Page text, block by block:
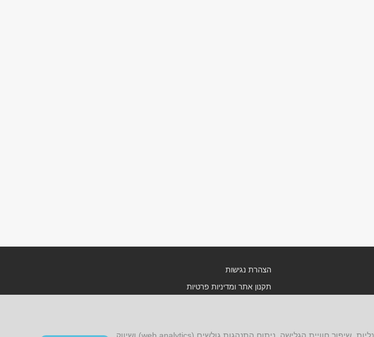
הצהרת נגישות
תקנון אתר ומדיניות פרטיות
אתר זה עושה שימוש בקובצי cookies, לרבות קובצי cookies של צד שלישי, עבור שיפור הפונקציונליות, שיפור חוויית הגלישה, ניתוח התנהגות גולשים (web analytics) ושיווק